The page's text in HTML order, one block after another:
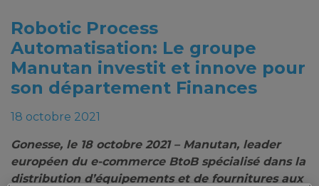
Robotic Process
Automatisation: Le groupe
Manutan investit et innove pour
son département Finances
18 octobre 2021
Gonesse, le 18 octobre 2021 – Manutan, leader
européen du e-commerce BtoB spécialisé dans la
distribution d’équipements et de fournitures aux